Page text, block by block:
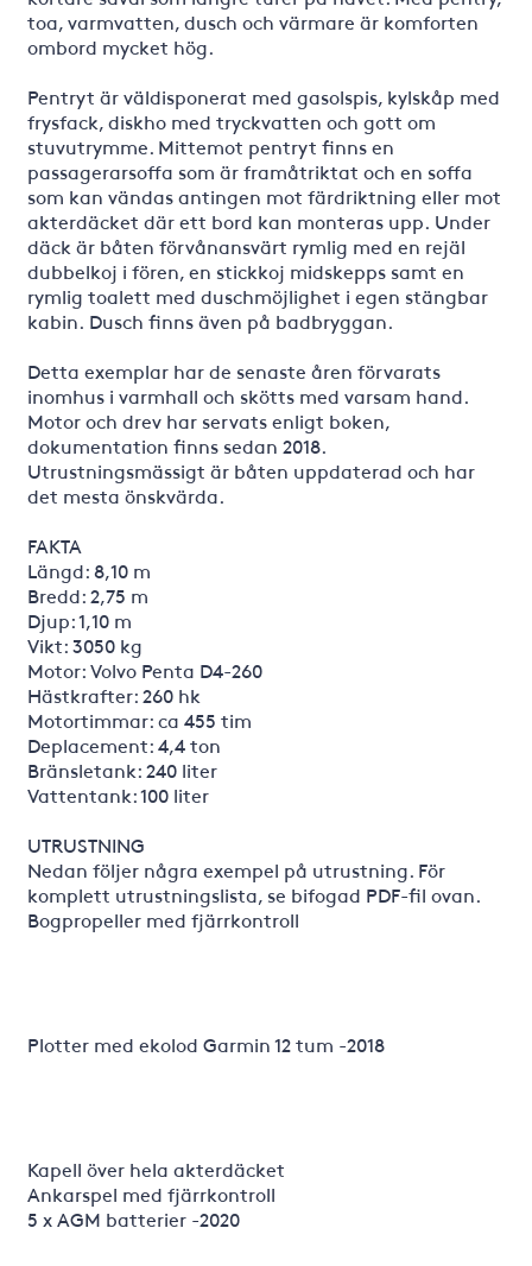
toa, varmvatten, dusch och värmare är komforten
ombord mycket hög.
Pentryt är väldisponerat med gasolspis, kylskåp med
frysfack, diskho med tryckvatten och gott om
stuvutrymme. Mittemot pentryt finns en
passagerarsoffa som är framåtriktat och en soffa
som kan vändas antingen mot färdriktning eller mot
akterdäcket där ett bord kan monteras upp. Under
däck är båten förvånansvärt rymlig med en rejäl
dubbelkoj i fören, en stickkoj midskepps samt en
rymlig toalett med duschmöjlighet i egen stängbar
kabin. Dusch finns även på badbryggan.
Detta exemplar har de senaste åren förvarats
inomhus i varmhall och skötts med varsam hand.
Motor och drev har servats enligt boken,
dokumentation finns sedan 2018.
Utrustningsmässigt är båten uppdaterad och har
det mesta önskvärda.
FAKTA
Längd: 8,10 m
Bredd: 2,75 m
Djup: 1,10 m
Vikt: 3050 kg
Motor: Volvo Penta D4-260
Hästkrafter: 260 hk
Motortimmar: ca 455 tim
Deplacement: 4,4 ton
Bränsletank: 240 liter
Vattentank: 100 liter
UTRUSTNING
Nedan följer några exempel på utrustning. För
komplett utrustningslista, se bifogad PDF-fil ovan.
Bogpropeller med fjärrkontroll
Plotter med ekolod Garmin 12 tum -2018
Kapell över hela akterdäcket
Ankarspel med fjärrkontroll
5 x AGM batterier -2020